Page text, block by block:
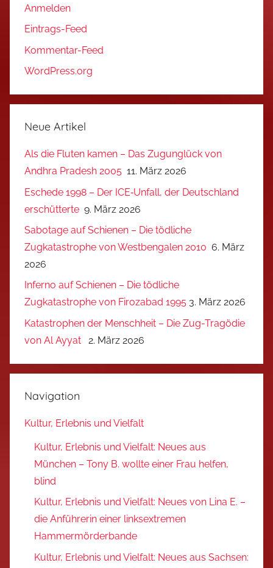
Anmelden
Eintrags-Feed
Kommentar-Feed
WordPress.org
Neue Artikel
Als die Fluten kamen – Das Zugunglück von
Andhra Pradesh 2005 11. März 2026
Eschede 1998 – Der ICE‑Unfall, der Deutschland
erschütterte 9. März 2026
Sabotage auf Schienen – Die tödliche
Zugkatastrophe von Westbengalen 2010 6. März
2026
Inferno auf Schienen – Die tödliche
Zugkatastrophe von Firozabad 1995 3. März 2026
Katastrophen der Menschheit – Die Zug-Tragödie
von Al Ayyat
2. März 2026
Navigation
Kultur, Erlebnis und Vielfalt
Kultur, Erlebnis und Vielfalt: Neues aus
München – Tony B. wollte einer Frau helfen,
blind
Kultur, Erlebnis und Vielfalt: Neues von Lina E. –
die Anführerin einer linksextremen
Hammermörderbande
Kultur, Erlebnis und Vielfalt: Neues aus Sachsen: